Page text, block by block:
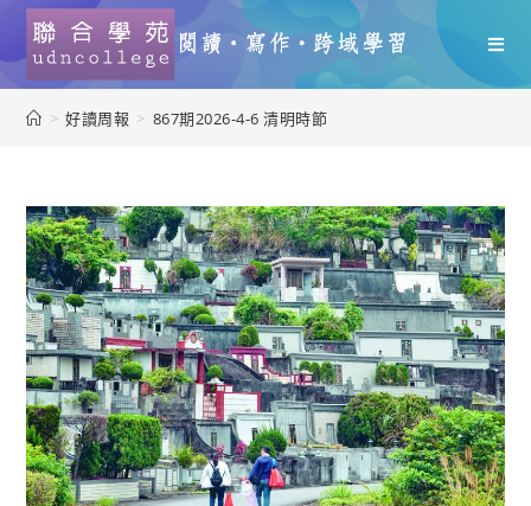
> 好讀周報 > 867期2026-4-6 清明時節